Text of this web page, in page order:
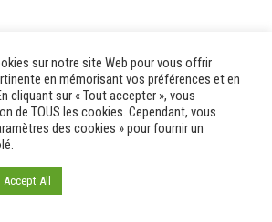
sur notre site Web pour vous offrir
en mémorisant vos préférences et en
cliquant sur « Tout accepter », vous
de TOUS les cookies. Cependant, vous
des cookies » pour fournir un
Accept All